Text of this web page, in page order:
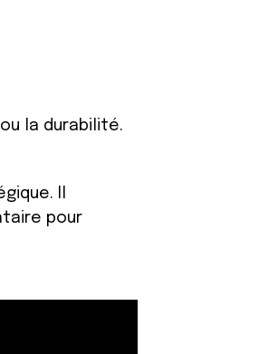
la durabilité.
Il
pour